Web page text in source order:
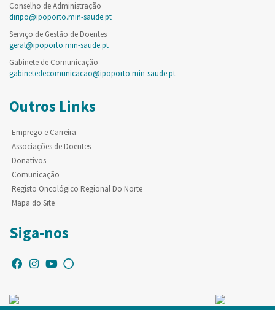
Conselho de Administração
diripo@ipoporto.min-saude.pt
Serviço de Gestão de Doentes
geral@ipoporto.min-saude.pt
Gabinete de Comunicação
gabinetedecomunicacao@ipoporto.min-saude.pt
Outros Links
Emprego e Carreira
Associações de Doentes
Donativos
Comunicação
Registo Oncológico Regional Do Norte
Mapa do Site
Siga-nos